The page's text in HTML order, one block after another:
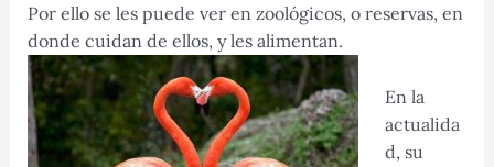
Por ello se les puede ver en zoológicos, o reservas, en
donde cuidan de ellos, y les alimentan.
En la
actualida
d, su